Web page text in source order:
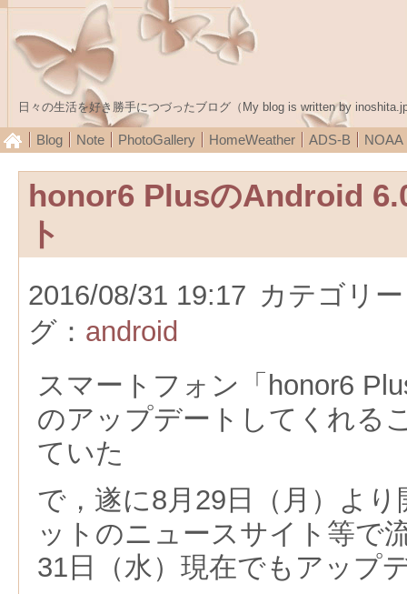
日々の生活を好き勝手につづったブログ（My blog is written by
Blog Note PhotoGallery HomeWeather ADS-B NOAA
honor6 PlusのAndroid
ト
2016/08/31 19:17 カテゴリ
グ： android
スマートフォン「honor6
のアップデートしてくれる
ていた
で，遂に8月29日（月）よ
ットのニュースサイト等で
31日（水）現在でもアップ